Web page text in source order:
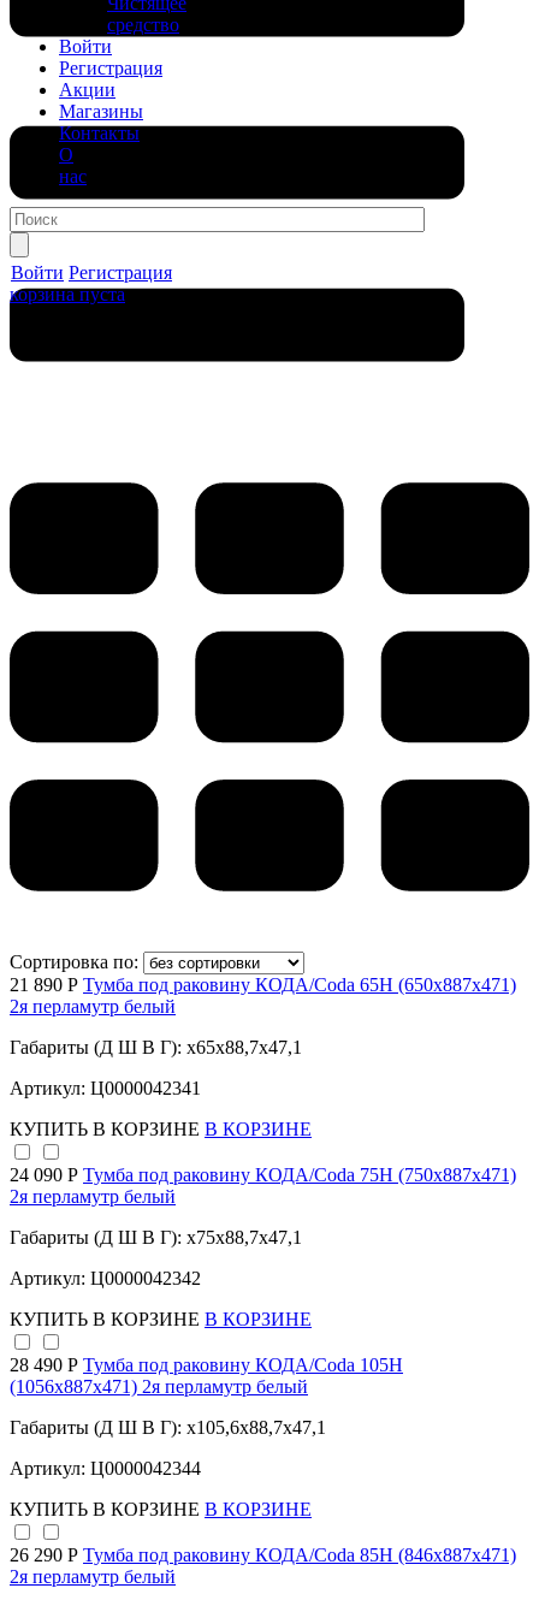
средство
Войти
Регистрация
Акции
Магазины
Контакты
О
нас
Войти Регистрация
корзина пуста
Сортировка по:
21 890 Р Тумба под раковину КОДА/Coda 65Н (650х887х471)
2я перламутр белый
Габариты (Д Ш В Г): x65x88,7x47,1
Артикул: Ц0000042341
КУПИТЬ В КОРЗИНЕ В КОРЗИНЕ
24 090 Р Тумба под раковину КОДА/Coda 75Н (750х887х471)
2я перламутр белый
Габариты (Д Ш В Г): x75x88,7x47,1
Артикул: Ц0000042342
КУПИТЬ В КОРЗИНЕ В КОРЗИНЕ
28 490 Р Тумба под раковину КОДА/Coda 105Н
(1056х887х471) 2я перламутр белый
Габариты (Д Ш В Г): x105,6x88,7x47,1
Артикул: Ц0000042344
КУПИТЬ В КОРЗИНЕ В КОРЗИНЕ
26 290 Р Тумба под раковину КОДА/Coda 85Н (846х887х471)
2я перламутр белый